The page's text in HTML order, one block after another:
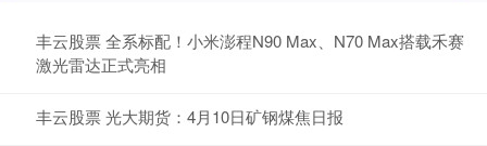
丰云股票 全系标配！小米澎程N90 Max、N70 Max搭载禾赛
激光雷达正式亮相
丰云股票 光大期货：4月10日矿钢煤焦日报